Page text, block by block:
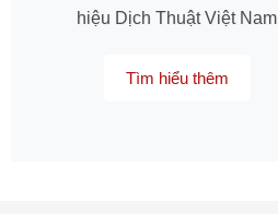
hiệu Dịch Thuật Việt Nam
Tìm hiểu thêm